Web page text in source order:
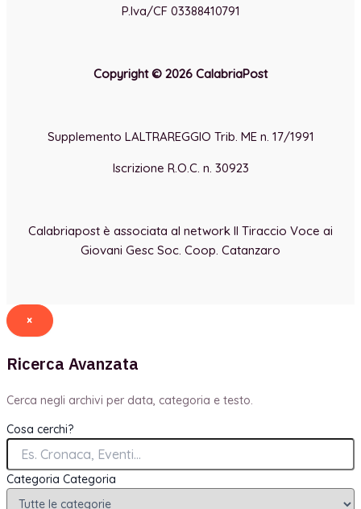
P.Iva/CF 03388410791
Copyright © 2026 CalabriaPost
Supplemento LALTRAREGGIO Trib. ME n. 17/1991
Iscrizione R.O.C. n. 30923
Calabriapost è associata al network Il Tiraccio Voce ai
Giovani Gesc Soc. Coop. Catanzaro
×
Ricerca Avanzata
Cerca negli archivi per data, categoria e testo.
Cosa cerchi?
Categoria Categoria